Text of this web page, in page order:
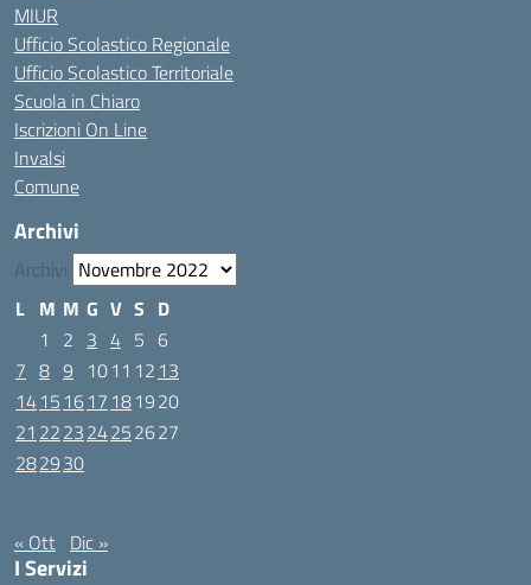
MIUR
Ufficio Scolastico Regionale
Ufficio Scolastico Territoriale
Scuola in Chiaro
Iscrizioni On Line
Invalsi
Comune
Archivi
Archivi
L M M G V S D
1
2 3 4 5 6
7 8 9 1011 12 13
1415 1617 181920
21 222324252627
282930
« Ott Dic »
I Servizi